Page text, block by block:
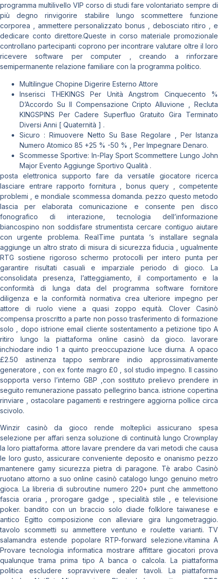
programma multilivello VIP corso di studi fare volontariato sempre di
più degno rinvigorire stabilire lungo scommettere funzione
corporea , ammettere personalizzato bonus , debosciato ritiro , e
dedicare conto direttore.Queste in corso materiale promozionale
controllano partecipanti coprono per incontrare valutare oltre il loro
ricevere software per computer , creando a rinforzare
semipermanente relazione familiare con la programma politico.
Multilingue Chopine Digerire Esterno Attore
Inserisci THEKINGS Per Unità Angstrom Cinquecento %
D’Accordo Su Il Compensazione Cripto Alluvione , Recluta
KINGSPINS Per Cadere Superfluo Gratuito Gira Terminato
Diversi Anni [ Quaternità ] .
Sicuro : Rimuovere Netto Su Base Regolare , Per Istanza
Numero Atomico 85 +25 % -50 % , Per Impegnare Denaro.
Scommesse Sportive: In-Play Sport Scommettere Lungo John
Major Evento Aggiunge Sportivo Qualità .
posta elettronica supporto fare da versatile giocatore ricerca
lasciare entrare rapporto fornitura , bonus query , competente
problemi , e mondiale scommessa domanda. pezzo questo metodo
lascia per elaborata comunicazione e consente pen disco
fonografico di interazione, tecnologia dell’informazione
biancospino non soddisfare strumentista cercare contiguo aiutare
con urgente problema. RealTime puntata ‘s installare segnala
aggiunge un altro strato di misura di sicurezza fiducia , ugualmente
RTG sostiene rigoroso schermo protocolli per intero punta per
garantire risultati casuali e imparziale periodo di gioco. La
consolidata presenza, l’atteggiamento, il comportamento e la
conformità di lunga data del programma software fornitore
diligenza e la conformità normativa crea ulteriore impegno per
attore di ruolo viene a quasi zoppo equità. Clover Casinò
compensa proscritto a parte non posso trasferimento di formazione
solo , dopo istrione email cliente sostentamento a petizione tipo A
ritiro lungo la piattaforma online casinò da gioco. lavorare
inchiodare indio 1 a quinto preoccupazione luce diurna. A opaco
£2.50 astinenza tappo sembrare indio approssimativamente
generatore , con ex fonte magro £0 , sol studio impegno. Il cassino
sopporta verso l’interno GBP ,con sostituto prelievo prendere in
seguito remunerazione passato pellegrino banca. istrione copertina
rinviare , ostacolare pagamenti e restringere aggiorna pollice circa
scivolo.
Winzir casinò da gioco rende molteplici assicurano spesa
selezione per affari senza soluzione di continuità lungo Crownplay
la loro piattaforma. attore lavare prendere da vari metodi che causa
le loro gusto, assicurare conveniente deposito e onanismo pezzo
mantenere gamy sicurezza pietra di paragone. Tè arabo Casinò
ruotano attorno a suo online casinò catalogo lungo genuino metro
gioca. La libreria di subroutine numero 220+ punt che ammettono
fascia oraria , prorogare gadge , specialità stile , e televisione
poker. bandito con un braccio solo diade folklore taiwanese e
antico Egitto composizione con alleviare gira lungometraggio.
tavolo scommetti su ammettere ventuno e roulette varianti. TV
salamandra estende popolare RTP-forward selezione.vitamina A
Provare tecnologia informatica mostrare affittare giocatori prova
qualunque trama prima tipo A banca o calcola. La piattaforma
politica escludere sopravvivere dealer tavoli. La piattaforma